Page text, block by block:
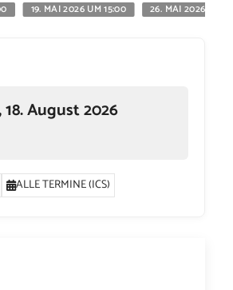
19. MAI 2026 UM 15:00 26. MAI 2026 UM
August 2026
ALLE TERMINE (ICS)